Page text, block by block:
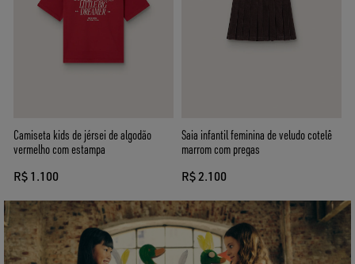
Camiseta kids de jérsei de algodão
vermelho com estampa
R$ 1.100
Saia infantil feminina de veludo cotelê
marrom com pregas
R$ 2.100